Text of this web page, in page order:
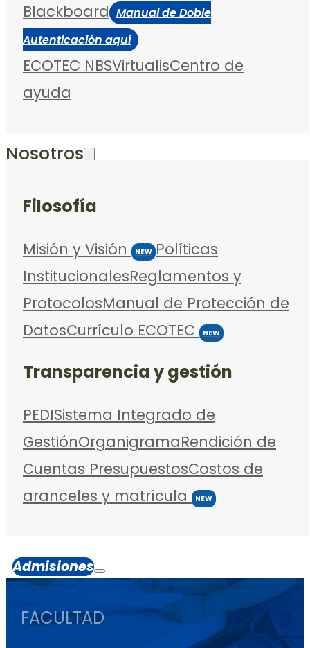
Blackboard Manual de Doble
Autenticación aquí
ECOTEC NBSVirtualisCentro de
ayuda
Nosotros
Filosofía
Misión y Visión NEW Políticas
InstitucionalesReglamentos y
ProtocolosManual de Protección de
DatosCurrículo ECOTEC NEW
Transparencia y gestión
PEDISistema Integrado de
GestiónOrganigramaRendición de
Cuentas PresupuestosCostos de
aranceles y matrícula
NEW
Admisiones
FACULTAD